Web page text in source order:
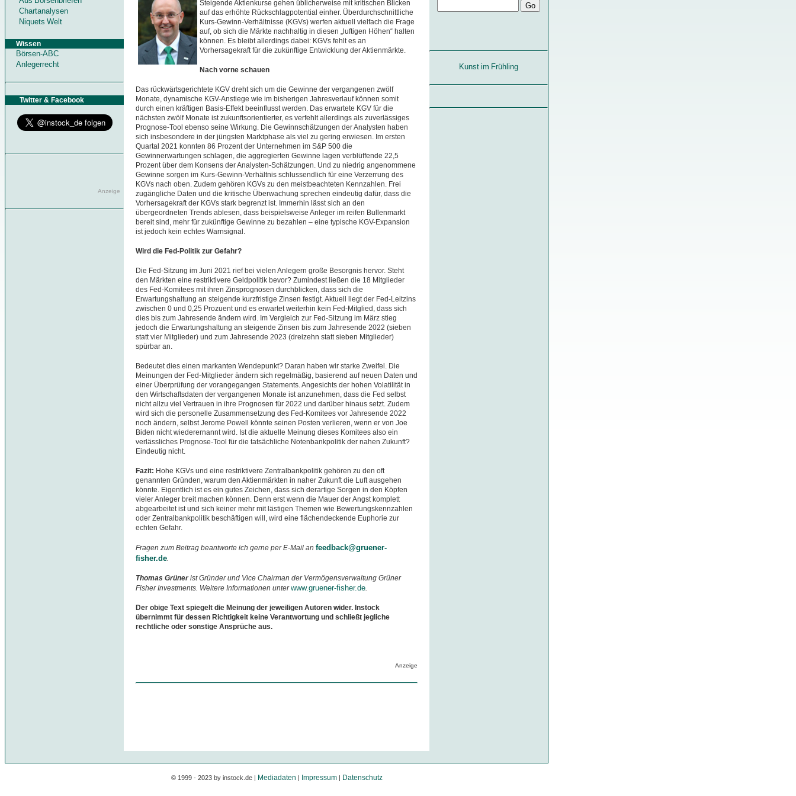
Chartanalysen
Niquets Welt
Wissen
Börsen-ABC
Anlegerrecht
Twitter & Facebook
Anzeige
Kunst im Frühling
Steigende Aktienkurse gehen üblicherweise mit kritischen Blicken
auf das erhöhte Rückschlagpotential einher. Überdurchschnittliche
Kurs-Gewinn-Verhältnisse (KGVs) werfen aktuell vielfach die Frage
auf, ob sich die Märkte nachhaltig in diesen „luftigen Höhen“ halten
können. Es bleibt allerdings dabei: KGVs fehlt es an
Vorhersagekraft für die zukünftige Entwicklung der Aktienmärkte.
Nach vorne schauen
Das rückwärtsgerichtete KGV dreht sich um die Gewinne der vergangenen zwölf
Monate, dynamische KGV-Anstiege wie im bisherigen Jahresverlauf können somit
durch einen kräftigen Basis-Effekt beeinflusst werden. Das erwartete KGV für die
nächsten zwölf Monate ist zukunftsorientierter, es verfehlt allerdings als zuverlässiges
Prognose-Tool ebenso seine Wirkung. Die Gewinnschätzungen der Analysten haben
sich insbesondere in der jüngsten Marktphase als viel zu gering erwiesen. Im ersten
Quartal 2021 konnten 86 Prozent der Unternehmen im S&P 500 die
Gewinnerwartungen schlagen, die aggregierten Gewinne lagen verblüffende 22,5
Prozent über dem Konsens der Analysten-Schätzungen. Und zu niedrig angenommene
Gewinne sorgen im Kurs-Gewinn-Verhältnis schlussendlich für eine Verzerrung des
KGVs nach oben. Zudem gehören KGVs zu den meistbeachteten Kennzahlen. Frei
zugängliche Daten und die kritische Überwachung sprechen eindeutig dafür, dass die
Vorhersagekraft der KGVs stark begrenzt ist. Immerhin lässt sich an den
übergeordneten Trends ablesen, dass beispielsweise Anleger im reifen Bullenmarkt
bereit sind, mehr für zukünftige Gewinne zu bezahlen – eine typische KGV-Expansion
ist jedoch kein echtes Warnsignal.
Wird die Fed-Politik zur Gefahr?
Die Fed-Sitzung im Juni 2021 rief bei vielen Anlegern große Besorgnis hervor. Steht
den Märkten eine restriktivere Geldpolitik bevor? Zumindest ließen die 18 Mitglieder
des Fed-Komitees mit ihren Zinsprognosen durchblicken, dass sich die
Erwartungshaltung an steigende kurzfristige Zinsen festigt. Aktuell liegt der Fed-Leitzins
zwischen 0 und 0,25 Prozuent und es erwartet weiterhin kein Fed-Mitglied, dass sich
dies bis zum Jahresende ändern wird. Im Vergleich zur Fed-Sitzung im März stieg
jedoch die Erwartungshaltung an steigende Zinsen bis zum Jahresende 2022 (sieben
statt vier Mitglieder) und zum Jahresende 2023 (dreizehn statt sieben Mitglieder)
spürbar an.
Bedeutet dies einen markanten Wendepunkt? Daran haben wir starke Zweifel. Die
Meinungen der Fed-Mitglieder ändern sich regelmäßig, basierend auf neuen Daten und
einer Überprüfung der vorangegangen Statements. Angesichts der hohen Volatilität in
den Wirtschaftsdaten der vergangenen Monate ist anzunehmen, dass die Fed selbst
nicht allzu viel Vertrauen in ihre Prognosen für 2022 und darüber hinaus setzt. Zudem
wird sich die personelle Zusammensetzung des Fed-Komitees vor Jahresende 2022
noch ändern, selbst Jerome Powell könnte seinen Posten verlieren, wenn er von Joe
Biden nicht wiederernannt wird. Ist die aktuelle Meinung dieses Komitees also ein
verlässliches Prognose-Tool für die tatsächliche Notenbankpolitik der nahen Zukunft?
Eindeutig nicht.
Fazit: Hohe KGVs und eine restriktivere Zentralbankpolitik gehören zu den oft
genannten Gründen, warum den Aktienmärkten in naher Zukunft die Luft ausgehen
könnte. Eigentlich ist es ein gutes Zeichen, dass sich derartige Sorgen in den Köpfen
vieler Anleger breit machen können. Denn erst wenn die Mauer der Angst komplett
abgearbeitet ist und sich keiner mehr mit lästigen Themen wie Bewertungskennzahlen
oder Zentralbankpolitik beschäftigen will, wird eine flächendeckende Euphorie zur
echten Gefahr.
Fragen zum Beitrag beantworte ich gerne per E-Mail an feedback@gruener-
fisher.de.
Thomas Grünerist Gründer und Vice Chairman der Vermögensverwaltung Grüner
Fisher Investments. Weitere Informationen unterwww.gruener-fisher.de.
Der obige Text spiegelt die Meinung der jeweiligen Autoren wider. Instock
übernimmt für dessen Richtigkeit keine Verantwortung und schließt jegliche
rechtliche oder sonstige Ansprüche aus.
Anzeige
© 1999 - 2023 by instock.de | Mediadaten | Impressum| Datenschutz